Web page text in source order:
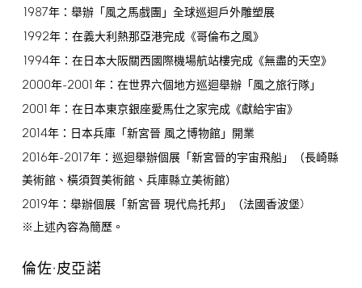
1987年：舉辦「風之馬戲團」全球巡迴戶外雕塑展
1992年：在義大利熱那亞港完成《哥倫布之風》
1994年：在日本大阪關西國際機場航站樓完成《無盡的天空》
2000年-2001年：在世界六個地方巡迴舉辦「風之旅行隊」
2001年：在日本東京銀座愛馬仕之家完成《獻給宇宙》
2014年：日本兵庫「新宮晉 風之博物館」開業
2016年-2017年：巡迴舉辦個展「新宮晉的宇宙飛船」（長崎縣
美術館、橫須賀美術館、兵庫縣立美術館）
2019年：舉辦個展「新宮晉 現代烏托邦」（法國香波堡)
※上述內容為簡歷。
倫佐·皮亞諾